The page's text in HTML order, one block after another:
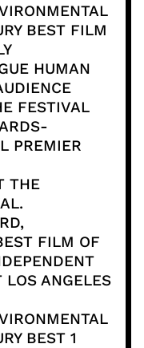
BEST FILM
HUMAN
FESTIVAL
PREMIER
THE
FILM OF
LOS ANGELES
BEST 1